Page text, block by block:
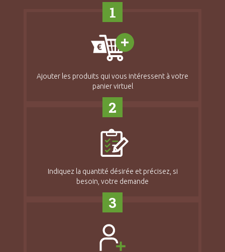
1
Ajouter les produits qui vous intéressent à votre
panier virtuel
2
Indiquez la quantité désirée et précisez, si
besoin, votre demande
3